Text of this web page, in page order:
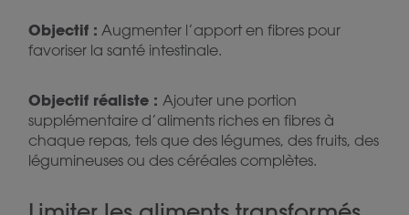
Objectif : Augmenter l’apport en fibres pour
favoriser la santé intestinale.
Objectif réaliste : Ajouter une portion
supplémentaire d’aliments riches en fibres à
chaque repas, tels que des légumes, des fruits, des
légumineuses ou des céréales complètes.